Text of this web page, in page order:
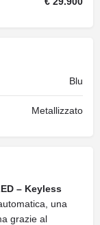
Blu
Metallizzato
– Keyless
una
grazie al